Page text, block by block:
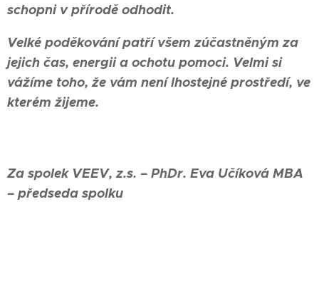
schopni v přírodě odhodit.
Velké poděkování patří všem zúčastněným za
jejich čas, energii a ochotu pomoci. Velmi si
vážíme toho, že vám není lhostejné prostředí, ve
kterém žijeme.
Za spolek VEEV, z.s. – PhDr. Eva Učíková MBA
– předseda spolku